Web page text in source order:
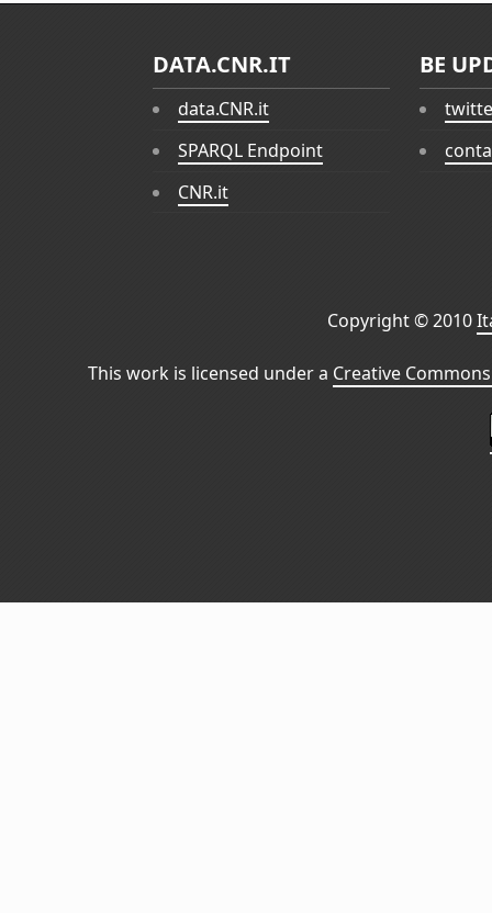
DATA.CNR.IT
data.CNR.it
SPARQL Endpoint
CNR.it
BE
Copyright © 2010
This work is licensed under a Creative